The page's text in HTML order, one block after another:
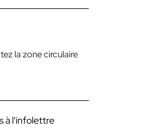
la zone circulaire
à l'infolettre